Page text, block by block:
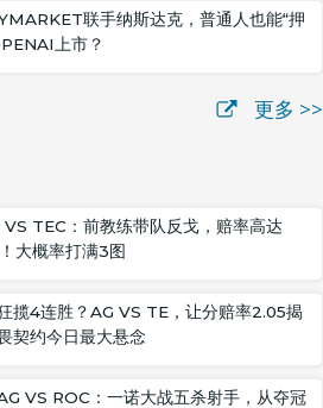
联手纳斯达克，普通人也能“押
上市？
更多 >>
VS TEC：前教练带队反戈，赔率高达
大概率打满3图
揽4连胜？AG VS TE，让分赔率2.05揭
契约今日最大悬念
VS ROC：一诺大战五杀射手，从夺冠